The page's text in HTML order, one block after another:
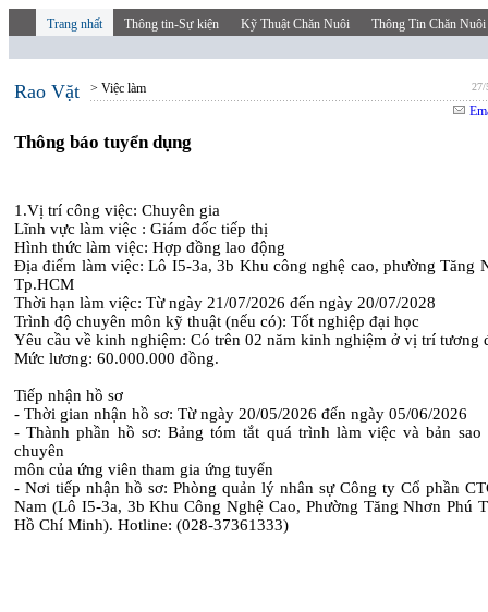
Trang nhất Thông tin-Sự kiện Kỹ Thuật Chăn Nuôi Thông Tin Chăn Nuôi
Rao Vặt > Việc làm 27/
Thông báo tuyển dụng
1.Vị trí công việc: Chuyên gia
Lĩnh vực làm việc : Giám đốc tiếp thị
Hình thức làm việc: Hợp đồng lao động
Địa điểm làm việc: Lô I5-3a, 3b Khu công nghệ cao, phường Tăng
Tp.HCM
Thời hạn làm việc: Từ ngày 21/07/2026 đến ngày 20/07/2028
Trình độ chuyên môn kỹ thuật (nếu có): Tốt nghiệp đại học
Yêu cầu về kinh nghiệm: Có trên 02 năm kinh nghiệm ở vị trí tương
Mức lương: 60.000.000 đồng.
Tiếp nhận hồ sơ
- Thời gian nhận hồ sơ: Từ ngày 20/05/2026 đến ngày 05/06/2026
- Thành phần hồ sơ: Bảng tóm tắt quá trình làm việc và bản sao
chuyên
môn của ứng viên tham gia ứng tuyển
- Nơi tiếp nhận hồ sơ: Phòng quản lý nhân sự Công ty Cổ phần
Nam (Lô I5-3a, 3b Khu Công Nghệ Cao, Phường Tăng Nhơn Phú
Hồ Chí Minh). Hotline: (028-37361333)